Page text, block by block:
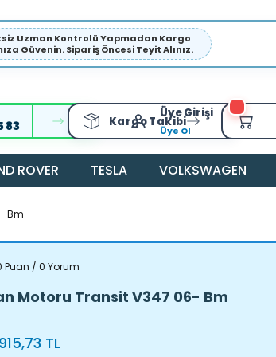
Uzman Kontrolü Yapmadan Kargo
Güvenin. Sipariş Öncesi Teyit Alınız.
83 Kargo Takibi
Üye Girişi
Üye Ol
ROVER TESLA VOLKSWAGEN
Bm
Puan / 0 Yorum
Motoru Transit V347 06- Bm
TL